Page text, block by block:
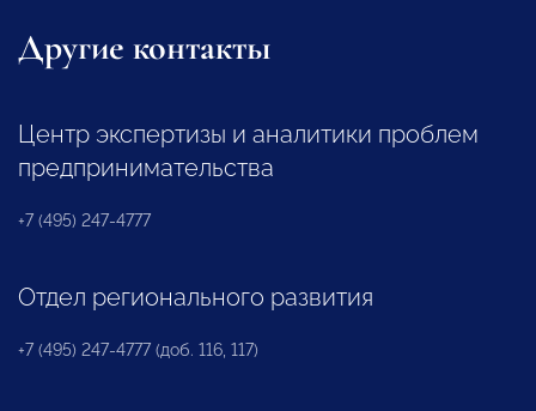
Другие контакты
Центр экспертизы и аналитики проблем
предпринимательства
+7 (495) 247-4777
Отдел регионального развития
+7 (495) 247-4777 (доб. 116, 117)